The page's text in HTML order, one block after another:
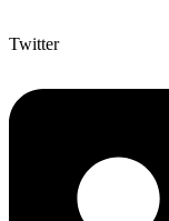
Twitter